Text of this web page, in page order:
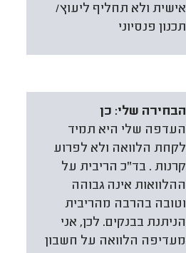
אישית ולא תחליף ליעוץ/
תכנון פנסיוני
הבחירה שלי: כן
העדפה שלי היא תמיד
לקחת הלוואה ולא לפרוע
קרנות . בד"כ הריבית על
ההלוואות אינה גבוהה
וטובה בהרבה מהריבית
הניתנת בבנקים. לכן, אני
מעדיפה הלוואה על חשבון